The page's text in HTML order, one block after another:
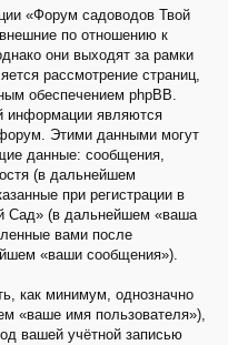
«Форум садоводов Твой
по отношению к
они выходят за рамки
рассмотрение страниц,
обеспечением phpBB.
информации являются
Этими данными могут
данные: сообщения,
(в дальнейшем
при регистрации в
Сад» (в дальнейшем «ваша
вами после
«ваши сообщения»).
как минимум, однозначно
«ваше имя пользователя»),
вашей учётной записью